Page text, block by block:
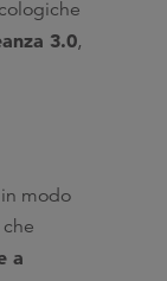
3.0,
modo
a